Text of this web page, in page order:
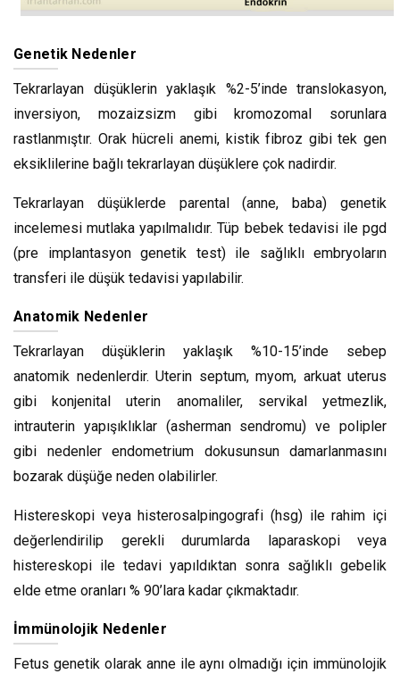
Genetik Nedenler
Tekrarlayan düşüklerin yaklaşık %2-5’inde translokasyon,
inversiyon, mozaizsizm gibi kromozomal sorunlara
rastlanmıştır. Orak hücreli anemi, kistik fibroz gibi tek gen
eksiklilerine bağlı tekrarlayan düşüklere çok nadirdir.
Tekrarlayan düşüklerde parental (anne, baba) genetik
incelemesi mutlaka yapılmalıdır. Tüp bebek tedavisi ile pgd
(pre implantasyon genetik test) ile sağlıklı embryoların
transferi ile düşük tedavisi yapılabilir.
Anatomik Nedenler
Tekrarlayan düşüklerin yaklaşık %10-15’inde sebep
anatomik nedenlerdir. Uterin septum, myom, arkuat uterus
gibi konjenital uterin anomaliler, servikal yetmezlik,
intrauterin yapışıklıklar (asherman sendromu) ve polipler
gibi nedenler endometrium dokusunsun damarlanmasını
bozarak düşüğe neden olabilirler.
Histereskopi veya histerosalpingografi (hsg) ile rahim içi
değerlendirilip gerekli durumlarda laparaskopi veya
histereskopi ile tedavi yapıldıktan sonra sağlıklı gebelik
elde etme oranları % 90’lara kadar çıkmaktadır.
İmmünolojik Nedenler
Fetus genetik olarak anne ile aynı olmadığı için immünolojik